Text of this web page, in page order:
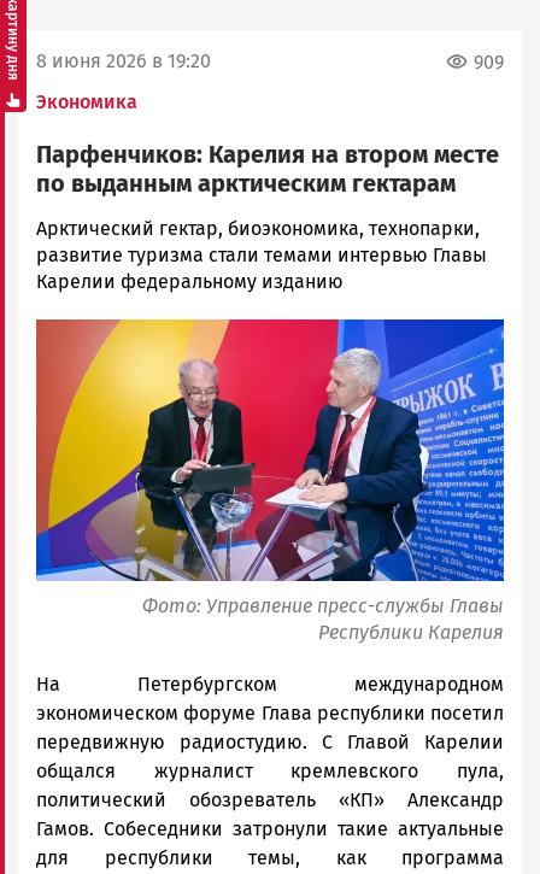
8 июня 2026 в 19:20
Экономика
909
Парфенчиков: Карелия на втором месте
по выданным арктическим гектарам
Екатерина
Желу…
Новости
Карелии
Петрозаводск
ГОВОРИТ
Арктический гектар, биоэкономика, технопарки,
развитие туризма стали темами интервью Главы
Карелии федеральному изданию
Фото: Управление пресс-службы Главы
Республики Карелия
На Петербургском международном
экономическом форуме Глава республики посетил
передвижную радиостудию. С Главой Карелии
общался журналист кремлевского пула,
политический обозреватель «КП» Александр
Гамов. Собеседники затронули такие актуальные
для республики темы, как программа